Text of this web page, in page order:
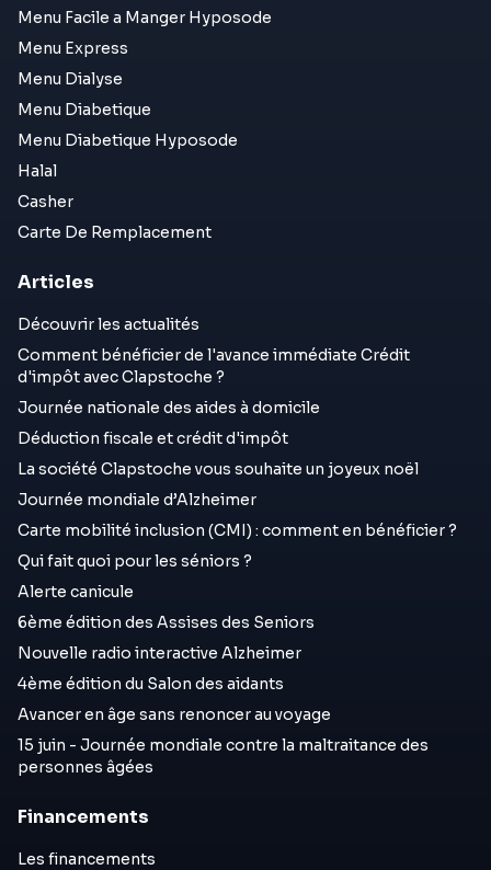
Menu Facile a Manger Hyposode
Menu Express
Menu Dialyse
Menu Diabetique
Menu Diabetique Hyposode
Halal
Casher
Carte De Remplacement
Articles
Découvrir les actualités
Comment bénéficier de l'avance immédiate Crédit
d'impôt avec Clapstoche ?
Journée nationale des aides à domicile
Déduction fiscale et crédit d'impôt
La société Clapstoche vous souhaite un joyeux noël
Journée mondiale d’Alzheimer
Carte mobilité inclusion (CMI) : comment en bénéficier ?
Qui fait quoi pour les séniors ?
Alerte canicule
6ème édition des Assises des Seniors
Nouvelle radio interactive Alzheimer
4ème édition du Salon des aidants
Avancer en âge sans renoncer au voyage
15 juin - Journée mondiale contre la maltraitance des
personnes âgées
Financements
Les financements